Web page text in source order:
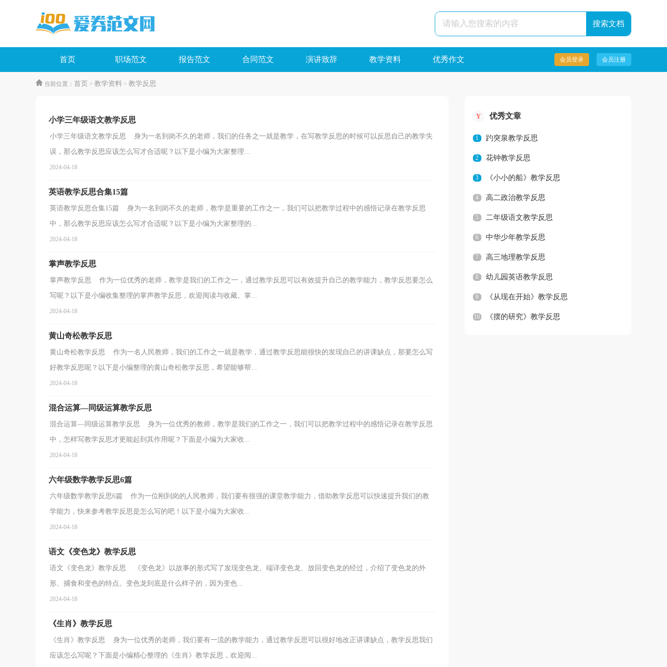
首页 职场范文 报告范文 合同范文 演讲致辞 教学资料 优秀作文 会员登录 会员注册
当前位置： 首页 > 教学资料 > 教学反思
小学三年级语文教学反思
小学三年级语文教学反思 身为一名到岗不久的老师，我们的任务之一就是教学，在写教学反思的时候可以反思自己的教学失
误，那么教学反思应该怎么写才合适呢？以下是小编为大家整理...
2024-04-18
英语教学反思合集15篇
英语教学反思合集15篇 身为一名到岗不久的老师，教学是重要的工作之一，我们可以把教学过程中的感悟记录在教学反思
中，那么教学反思应该怎么写才合适呢？以下是小编为大家整理的...
2024-04-18
掌声教学反思
掌声教学反思 作为一位优秀的老师，教学是我们的工作之一，通过教学反思可以有效提升自己的教学能力，教学反思要怎么
写呢？以下是小编收集整理的掌声教学反思，欢迎阅读与收藏。掌...
2024-04-18
黄山奇松教学反思
黄山奇松教学反思 作为一名人民教师，我们的工作之一就是教学，通过教学反思能很快的发现自己的讲课缺点，那要怎么写
好教学反思呢？以下是小编整理的黄山奇松教学反思，希望能够帮...
2024-04-18
混合运算—同级运算教学反思
混合运算—同级运算教学反思 身为一位优秀的教师，教学是我们的工作之一，我们可以把教学过程中的感悟记录在教学反思
中，怎样写教学反思才更能起到其作用呢？下面是小编为大家收...
2024-04-18
六年级数学教学反思6篇
六年级数学教学反思6篇 作为一位刚到岗的人民教师，我们要有很强的课堂教学能力，借助教学反思可以快速提升我们的教
学能力，快来参考教学反思是怎么写的吧！以下是小编为大家收...
2024-04-18
语文《变色龙》教学反思
语文《变色龙》教学反思 《变色龙》以故事的形式写了发现变色龙、端详变色龙、放回变色龙的经过，介绍了变色龙的外
形、捕食和变色的特点。变色龙到底是什么样子的，因为变色...
2024-04-18
《生肖》教学反思
《生肖》教学反思 身为一位优秀的老师，我们要有一流的教学能力，通过教学反思可以很好地改正讲课缺点，教学反思我们
应该怎么写呢？下面是小编精心整理的《生肖》教学反思，欢迎阅...
Y 优秀文章
1 趵突泉教学反思
2 花钟教学反思
3 《小小的船》教学反思
4 高二政治教学反思
5 二年级语文教学反思
6 中华少年教学反思
7 高三地理教学反思
8 幼儿园英语教学反思
9 《从现在开始》教学反思
10 《摆的研究》教学反思